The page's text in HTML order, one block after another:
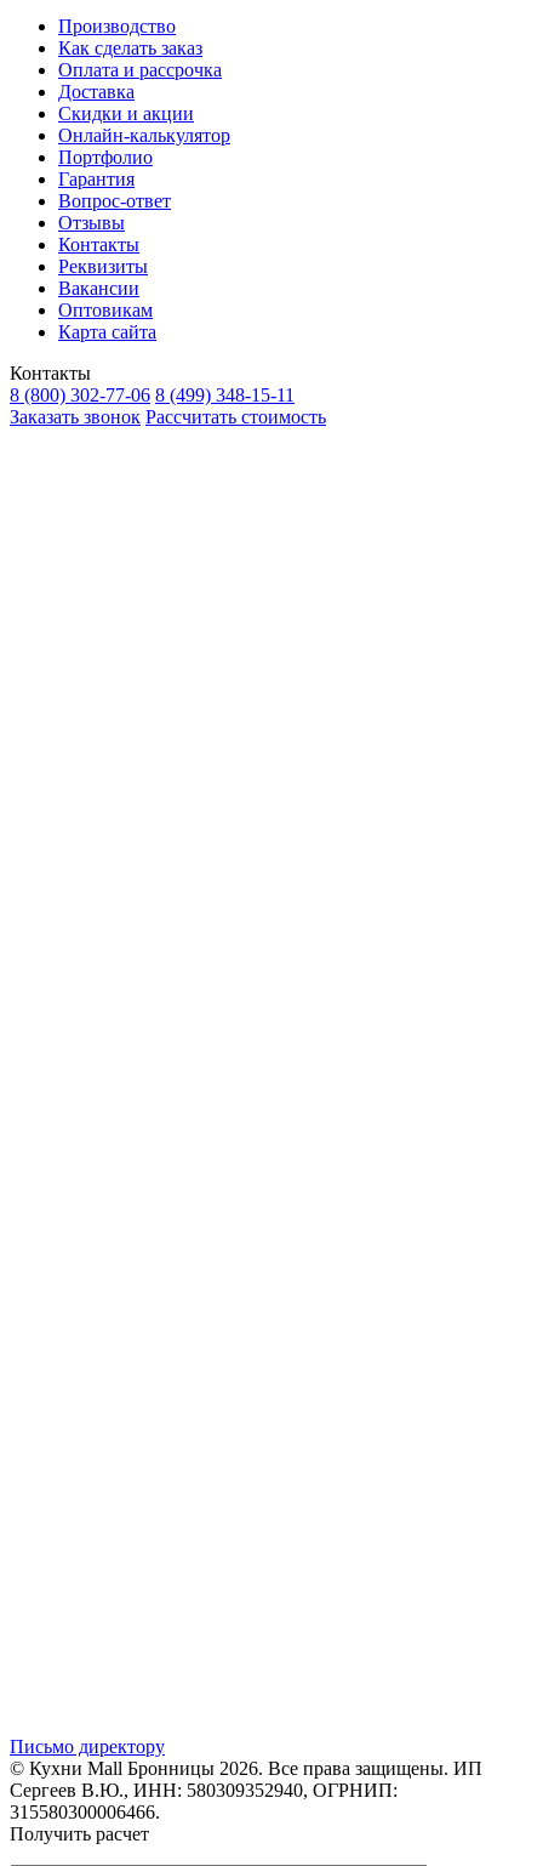
Производство
Как сделать заказ
Оплата и рассрочка
Доставка
Скидки и акции
Онлайн-калькулятор
Портфолио
Гарантия
Вопрос-ответ
Отзывы
Контакты
Реквизиты
Вакансии
Оптовикам
Карта сайта
Контакты
8 (800) 302-77-06 8 (499) 348-15-11
Заказать звонок Рассчитать стоимость
Письмо директору
© Кухни Mall Бронницы 2026. Все права защищены. ИП
Сергеев В.Ю., ИНН: 580309352940, ОГРНИП:
315580300006466.
Получить расчет